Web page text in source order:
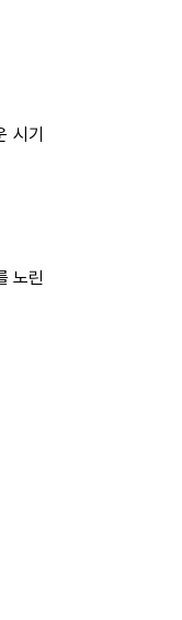
시기
노린